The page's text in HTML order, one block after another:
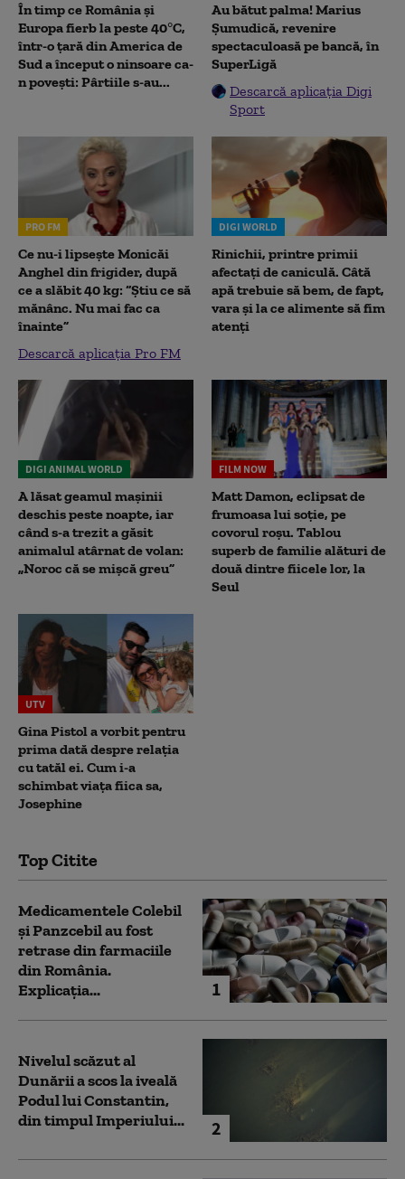
În timp ce România și
Europa fierb la peste 40°C,
într-o țară din America de
Sud a început o ninsoare ca-
n povești: Pârtiile s-au...
Au bătut palma! Marius
Șumudică, revenire
spectaculoasă pe bancă, în
SuperLigă
Descarcă aplicația Digi
Sport
PRO FM
Ce nu-i lipsește Monicăi
Anghel din frigider, după
ce a slăbit 40 kg: “Știu ce să
mănânc. Nu mai fac ca
înainte”
Descarcă aplicația Pro FM
DIGI WORLD
Rinichii, printre primii
afectați de caniculă. Câtă
apă trebuie să bem, de fapt,
vara și la ce alimente să fim
atenți
DIGI ANIMAL WORLD
A lăsat geamul mașinii
deschis peste noapte, iar
când s-a trezit a găsit
animalul atârnat de volan:
„Noroc că se mișcă greu”
FILM NOW
Matt Damon, eclipsat de
frumoasa lui soție, pe
covorul roșu. Tablou
superb de familie alături de
două dintre fiicele lor, la
Seul
UTV
Gina Pistol a vorbit pentru
prima dată despre relația
cu tatăl ei. Cum i-a
schimbat viața fiica sa,
Josephine
Top Citite
1
Medicamentele Colebil
și Panzcebil au fost
retrase din farmaciile
din România.
Explicația...
2
Nivelul scăzut al
Dunării a scos la iveală
Podul lui Constantin,
din timpul Imperiului...